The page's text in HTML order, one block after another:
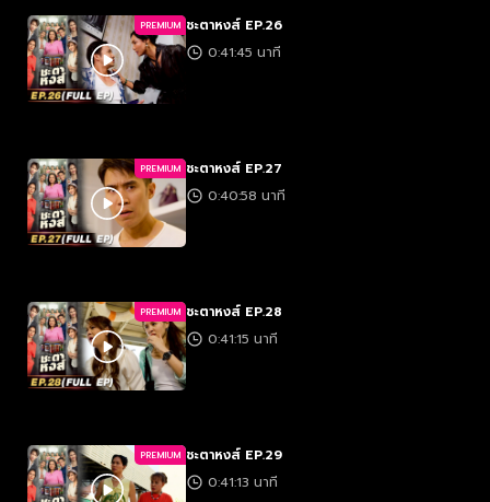
PREMIUM ชะตาหงส์ EP.26
0:41:45 นาที
PREMIUM ชะตาหงส์ EP.27
0:40:58 นาที
PREMIUM ชะตาหงส์ EP.28
0:41:15 นาที
PREMIUM ชะตาหงส์ EP.29
0:41:13 นาที